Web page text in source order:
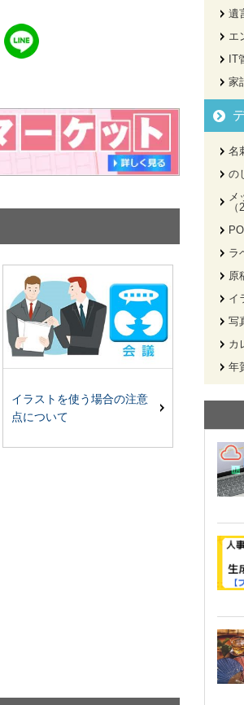
イラストを使う場合の注意
点について
遺
エ
IT
家
名
の
メ
（
ラ
原
イ
写
カ
年